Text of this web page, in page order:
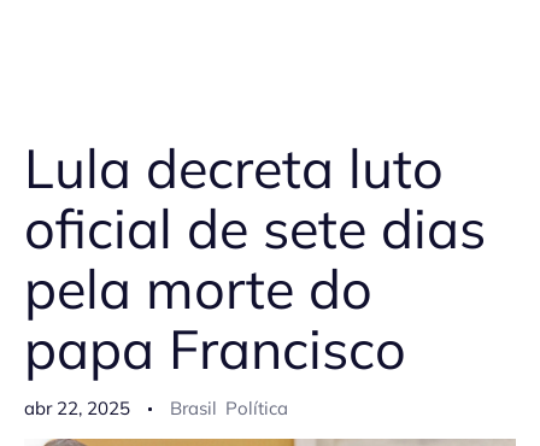
Lula decreta luto
oficial de sete dias
pela morte do
papa Francisco
abr 22, 2025 Brasil Política